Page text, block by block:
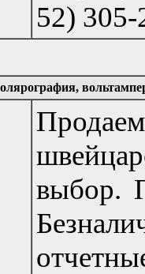
52) 305-
выбор.